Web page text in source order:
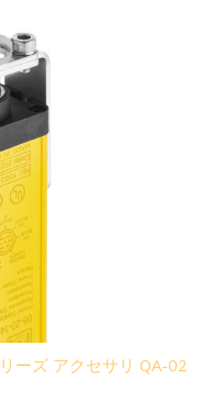
ーズ アクセサリ QA-02